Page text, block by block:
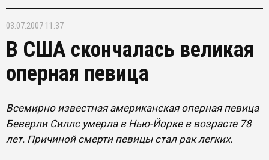
03.07.2007 11:37
В США скончалась великая
оперная певица
Всемирно известная американская оперная певица
Беверли Силлс умерла в Нью-Йорке в возрасте 78
лет. Причиной смерти певицы стал рак легких.